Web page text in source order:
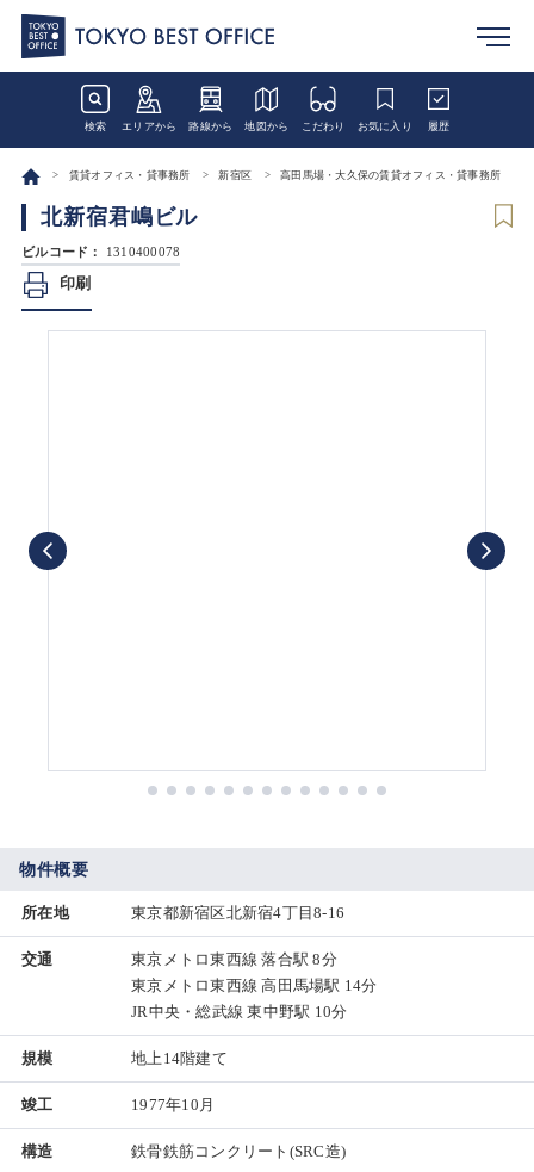
検索 エリアから 路線から 地図から こだわり お気に入り 履歴
賃貸オフィス・貸事務所 新宿区 高田馬場・大久保の賃貸オフィス・貸事務所
北新宿君嶋ビル
ビルコード： 1310400078
印刷
物件概要
所在地 東京都新宿区北新宿4丁目8-16
交通
東京メトロ東西線 落合駅 8分
東京メトロ東西線 高田馬場駅 14分
JR中央・総武線 東中野駅 10分
規模 地上14階建て
竣工 1977年10月
構造 鉄骨鉄筋コンクリート(SRC造)